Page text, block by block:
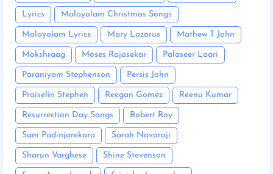
Lyrics Malayalam Christmas Songs
Malayalam Lyrics Mary Lazarus Mathew T John
Mokshraag Moses Rajasekar Palaseer Laari
Paraniyam Stephenson Persis John
Praiselin Stephen Reegan Gomez Reenu Kumar
Resurrection Day Songs Robert Roy
Sam Padinjarekara Sarah Navaroji
Sharun Varghese Shine Stevenson